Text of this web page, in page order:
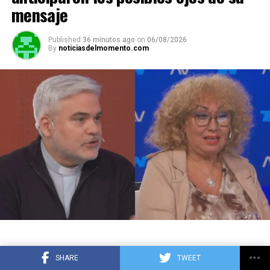
SHARE TWEET
mensaje
Published 36 minutos ago on 06/08/2026
By noticiasdelmomento.com
El anuncio de la visita del papa León XIV a la